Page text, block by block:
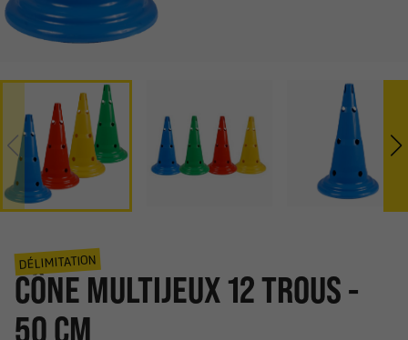
DÉLIMITATION
CÔNE MULTIJEUX 12 TROUS -
50 CM